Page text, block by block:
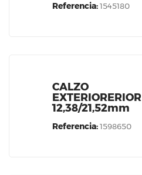
Referencia:1545180
CALZO
EXTERIORERIOR
12,38/21,52mm
Referencia:1598650